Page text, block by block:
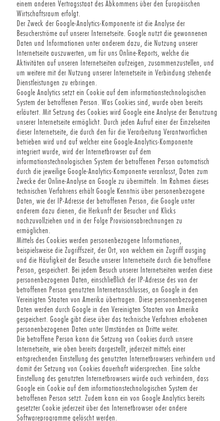
einem anderen Vertragsstaat des Abkommens über den Europäischen
Wirtschaftsraum erfolgt.
Der Zweck der Google-Analytics-Komponente ist die Analyse der
Besucherströme auf unserer Internetseite. Google nutzt die gewonnenen
Daten und Informationen unter anderem dazu, die Nutzung unserer
Internetseite auszuwerten, um für uns Online-Reports, welche die
Aktivitäten auf unseren Internetseiten aufzeigen, zusammenzustellen, und
um weitere mit der Nutzung unserer Internetseite in Verbindung stehende
Dienstleistungen zu erbringen.
Google Analytics setzt ein Cookie auf dem informationstechnologischen
System der betroffenen Person. Was Cookies sind, wurde oben bereits
erläutert. Mit Setzung des Cookies wird Google eine Analyse der Benutzung
unserer Internetseite ermöglicht. Durch jeden Aufruf einer der Einzelseiten
dieser Internetseite, die durch den für die Verarbeitung Verantwortlichen
betrieben wird und auf welcher eine Google-Analytics-Komponente
integriert wurde, wird der Internetbrowser auf dem
informationstechnologischen System der betroffenen Person automatisch
durch die jeweilige Google-Analytics-Komponente veranlasst, Daten zum
Zwecke der Online-Analyse an Google zu übermitteln. Im Rahmen dieses
technischen Verfahrens erhält Google Kenntnis über personenbezogene
Daten, wie der IP-Adresse der betroffenen Person, die Google unter
anderem dazu dienen, die Herkunft der Besucher und Klicks
nachzuvollziehen und in der Folge Provisionsabrechnungen zu
ermöglichen.
Mittels des Cookies werden personenbezogene Informationen,
beispielsweise die Zugriffszeit, der Ort, von welchem ein Zugriff ausging
und die Häufigkeit der Besuche unserer Internetseite durch die betroffene
Person, gespeichert. Bei jedem Besuch unserer Internetseiten werden diese
personenbezogenen Daten, einschließlich der IP-Adresse des von der
betroffenen Person genutzten Internetanschlusses, an Google in den
Vereinigten Staaten von Amerika übertragen. Diese personenbezogenen
Daten werden durch Google in den Vereinigten Staaten von Amerika
gespeichert. Google gibt diese über das technische Verfahren erhobenen
personenbezogenen Daten unter Umständen an Dritte weiter.
Die betroffene Person kann die Setzung von Cookies durch unsere
Internetseite, wie oben bereits dargestellt, jederzeit mittels einer
entsprechenden Einstellung des genutzten Internetbrowsers verhindern und
damit der Setzung von Cookies dauerhaft widersprechen. Eine solche
Einstellung des genutzten Internetbrowsers würde auch verhindern, dass
Google ein Cookie auf dem informationstechnologischen System der
betroffenen Person setzt. Zudem kann ein von Google Analytics bereits
gesetzter Cookie jederzeit über den Internetbrowser oder andere
Softwareprogramme gelöscht werden.